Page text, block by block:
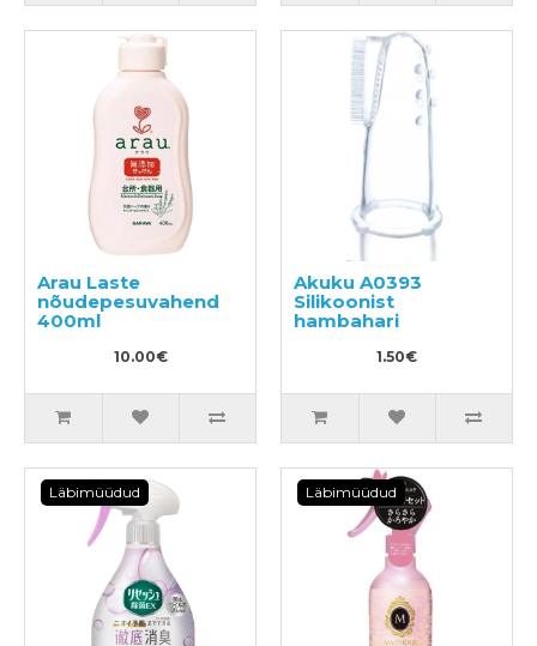
Arau Laste
nõudepesuvahend
400ml
10.00€
Akuku A0393
Silikoonist
hambahari
1.50€
Läbimüüdud Läbimüüdud